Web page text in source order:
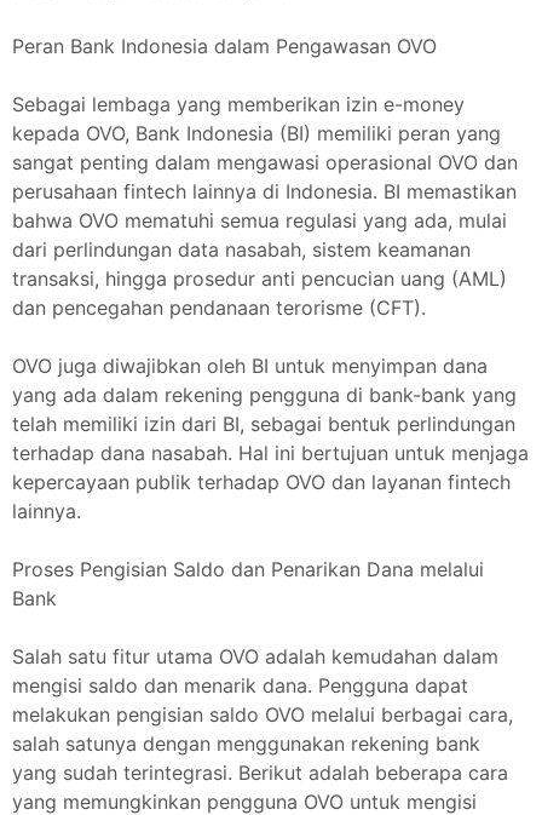
Peran Bank Indonesia dalam Pengawasan OVO
Sebagai lembaga yang memberikan izin e-money
kepada OVO, Bank Indonesia (BI) memiliki peran yang
sangat penting dalam mengawasi operasional OVO dan
perusahaan fintech lainnya di Indonesia. BI memastikan
bahwa OVO mematuhi semua regulasi yang ada, mulai
dari perlindungan data nasabah, sistem keamanan
transaksi, hingga prosedur anti pencucian uang (AML)
dan pencegahan pendanaan terorisme (CFT).
OVO juga diwajibkan oleh BI untuk menyimpan dana
yang ada dalam rekening pengguna di bank-bank yang
telah memiliki izin dari BI, sebagai bentuk perlindungan
terhadap dana nasabah. Hal ini bertujuan untuk menjaga
kepercayaan publik terhadap OVO dan layanan fintech
lainnya.
Proses Pengisian Saldo dan Penarikan Dana melalui
Bank
Salah satu fitur utama OVO adalah kemudahan dalam
mengisi saldo dan menarik dana. Pengguna dapat
melakukan pengisian saldo OVO melalui berbagai cara,
salah satunya dengan menggunakan rekening bank
yang sudah terintegrasi. Berikut adalah beberapa cara
yang memungkinkan pengguna OVO untuk mengisi